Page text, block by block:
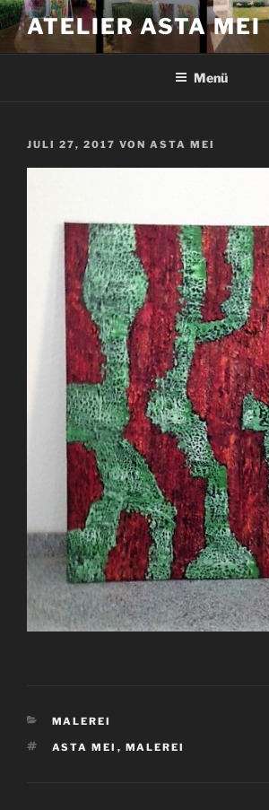
Zum
Inhalt
springen
ATELIER ASTA MEI
Menü
VERÖFFENTLICHT
JULI 27, 2017 VON ASTA MEI
KATEGORIEN
MALEREI
SCHLAGWÖRTER
ASTA MEI , MALEREI